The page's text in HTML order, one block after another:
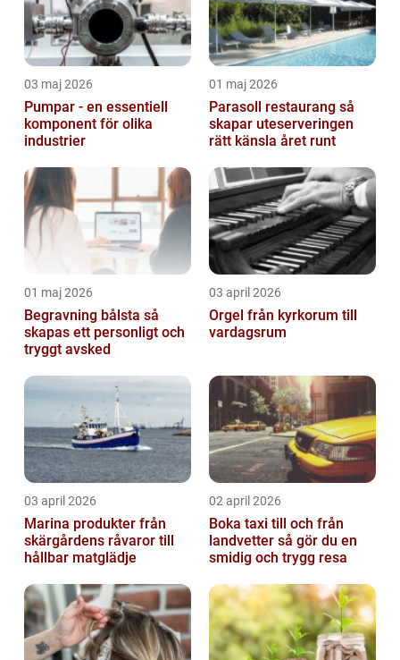
03 maj 2026
Pumpar - en essentiell
komponent för olika
industrier
01 maj 2026
Parasoll restaurang så
skapar uteserveringen
rätt känsla året runt
01 maj 2026
Begravning bålsta så
skapas ett personligt och
tryggt avsked
03 april 2026
Orgel från kyrkorum till
vardagsrum
03 april 2026
Marina produkter från
skärgårdens råvaror till
hållbar matglädje
02 april 2026
Boka taxi till och från
landvetter så gör du en
smidig och trygg resa